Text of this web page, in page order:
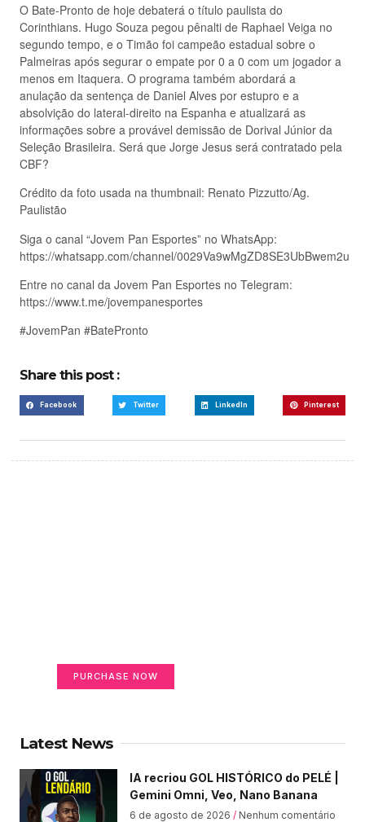
O Bate-Pronto de hoje debaterá o título paulista do
Corinthians. Hugo Souza pegou pênalti de Raphael Veiga no
segundo tempo, e o Timão foi campeão estadual sobre o
Palmeiras após segurar o empate por 0 a 0 com um jogador a
menos em Itaquera. O programa também abordará a
anulação da sentença de Daniel Alves por estupro e a
absolvição do lateral-direito na Espanha e atualizará as
informações sobre a provável demissão de Dorival Júnior da
Seleção Brasileira. Será que Jorge Jesus será contratado pela
CBF?
Crédito da foto usada na thumbnail: Renato Pizzutto/Ag.
Paulistão
Siga o canal “Jovem Pan Esportes” no WhatsApp:
https://whatsapp.com/channel/0029Va9wMgZD8SE3UbBwem2u
Entre no canal da Jovem Pan Esportes no Telegram:
https://www.t.me/jovempanesportes
#JovemPan #BatePronto
Share this post :
Facebook Twitter LinkedIn Pinterest
PURCHASE NOW
Latest News
IA recriou GOL HISTÓRICO do PELÉ |
Gemini Omni, Veo, Nano Banana
6 de agosto de 2026 Nenhum comentário